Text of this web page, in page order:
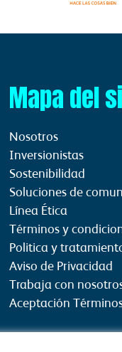
Mapa del
Nosotros
Inversionistas
Sostenibilidad
Soluciones de
Línea Ética
Términos y
Politica y
Aviso de Privacidad
Trabaja con
Aceptación